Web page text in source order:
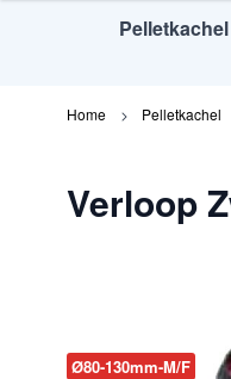
Pelletkachel
Home Pelletkachel
Verloop
Ø80-130mm-M/F